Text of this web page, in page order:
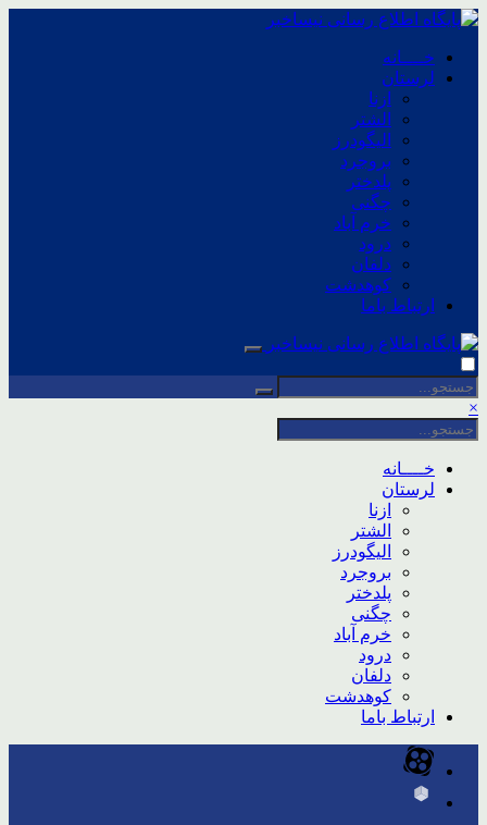
خــــانه
لرستان
ازنا
الشتر
الیگودرز
بروجرد
پلدختر
چگنی
خرم آباد
درود
دلفان
کوهدشت
ارتباط باما
×
خــــانه
لرستان
ازنا
الشتر
الیگودرز
بروجرد
پلدختر
چگنی
خرم آباد
درود
دلفان
کوهدشت
ارتباط باما